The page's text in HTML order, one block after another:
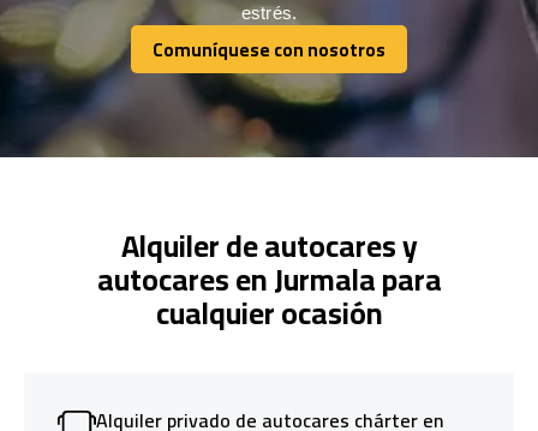
estrés.
Comuníquese con nosotros
Comuníquese con nosotros
Alquiler de autocares y
autocares en Jurmala para
cualquier ocasión
Alquiler privado de autocares chárter en